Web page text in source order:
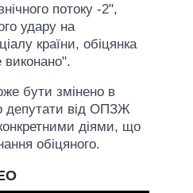
потоку -2",
удару на
країни, обіцянка
виконано".
бути змінено в
депутати від ОПЗЖ
діями, що
обіцяного.